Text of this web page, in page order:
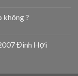
không ?
Đinh Hợi